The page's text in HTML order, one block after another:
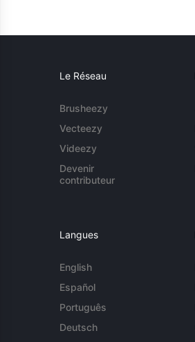
Le Réseau
Brusheezy
Vecteezy
Videezy
Devenir
contributeur
Langues
English
Español
Português
Deutsch